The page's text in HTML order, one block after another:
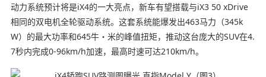
动力系统预计将是iX4的一大亮点，新车有望搭载与iX3 50 xDrive
相同的双电机全轮驱动系统。这套系统能爆发出463马力（345k
W）的最大功率和645牛・米的峰值扭矩，推动这台庞大的SUV在4.
7秒内完成0-96km/h加速，最高时速可达210km/h。